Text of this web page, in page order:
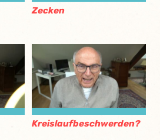
Zecken
Kreislaufbeschwerden?